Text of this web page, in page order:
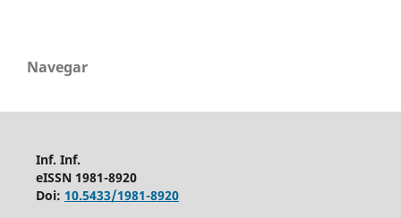
Navegar
Inf. Inf.
eISSN 1981-8920
Doi: 10.5433/1981-8920